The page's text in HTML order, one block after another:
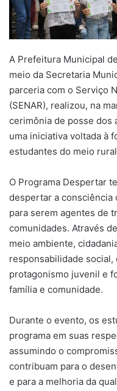
A Prefeitura Municipal
meio da Secretaria
parceria com o Serviço
(SENAR), realizou, na
cerimônia de posse dos
uma iniciativa voltada à
estudantes do meio
O Programa Despertar
despertar a consciência
para serem agentes de
comunidades. Através
meio ambiente,
responsabilidade
protagonismo juvenil e
família e comunidade.
Durante o evento, os
programa em suas
assumindo o
contribuam para o
e para a melhoria da